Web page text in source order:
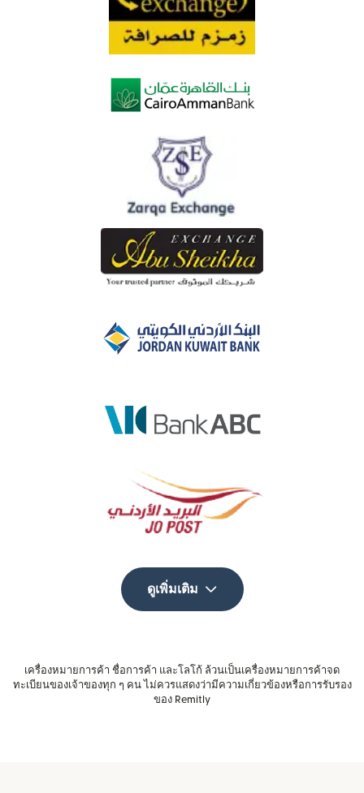
ดูเพิ่มเติม
เครื่องหมายการค้า ชื่อการค้า และโลโก้ ล้วนเป็นเครื่องหมายการค้าจด
ทะเบียนของเจ้าของทุก ๆ คน ไม่ควรแสดงว่ามีความเกี่ยวข้องหรือการรับรอง
ของ Remitly